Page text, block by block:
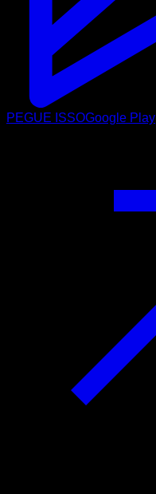
PEGUE ISSOGoogle Play